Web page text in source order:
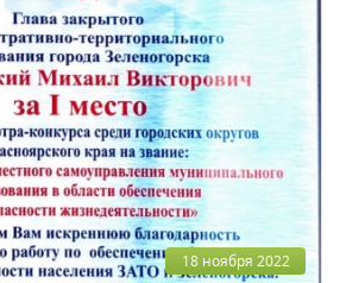
18 ноября 2022